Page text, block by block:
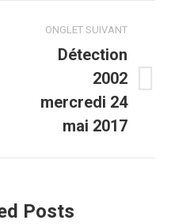
ONGLET SUIVANT
suivant
Détection
2002
mercredi 24
mai 2017
Posts